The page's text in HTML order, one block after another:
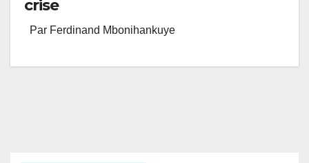
crise
Par Ferdinand Mbonihankuye